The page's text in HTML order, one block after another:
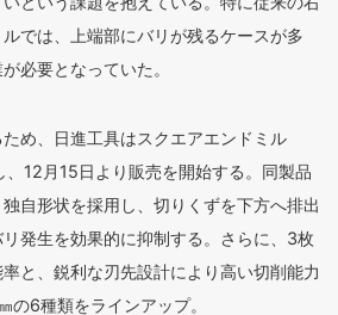
では、上端部にバリが残るケースが多
必要となっていた。
め、日進工具はスクエアエンドミル
、12月15日より販売を開始する。同製品
自形状を採用し、切りくずを下方へ排出
発生を効果的に抑制する。さらに、3枚
と、鋭利な刃先設計により高い切削能力
の6種類をラインアップ。